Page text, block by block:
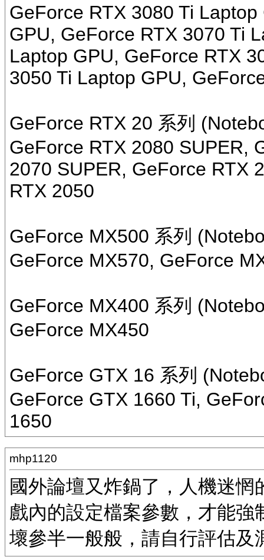
GeForce RTX 3080 Ti
GPU, GeForce RTX 3070 Ti
Laptop GPU, GeForce RTX
3050 Ti Laptop GPU,
GeForce RTX 20 系列
GeForce RTX 2080 SUPER,
2070 SUPER, GeForce RTX
RTX 2050
GeForce MX500 系列
GeForce MX570, GeForce
GeForce MX400 系列
GeForce MX450
GeForce GTX 16 系列
GeForce GTX 1660 Ti,
1650
mhp1120
國外論壇又炸鍋了，人機迷
戲內的設定檔案參數，才能
壞參半一般般，請自行評估及